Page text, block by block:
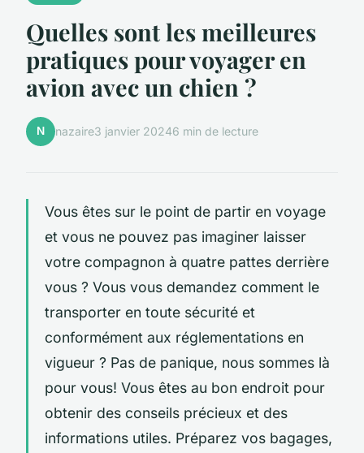
Quelles sont les meilleures
pratiques pour voyager en
avion avec un chien ?
N nazaire3 janvier 20246 min de lecture
Vous êtes sur le point de partir en voyage
et vous ne pouvez pas imaginer laisser
votre compagnon à quatre pattes derrière
vous ? Vous vous demandez comment le
transporter en toute sécurité et
conformément aux réglementations en
vigueur ? Pas de panique, nous sommes là
pour vous! Vous êtes au bon endroit pour
obtenir des conseils précieux et des
informations utiles. Préparez vos bagages,